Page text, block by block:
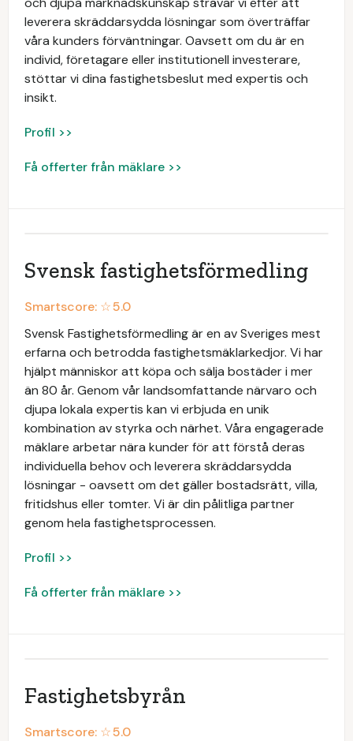
leverera skräddarsydda lösningar som överträffar
våra kunders förväntningar. Oavsett om du är en
individ, företagare eller institutionell investerare,
stöttar vi dina fastighetsbeslut med expertis och
insikt.
Profil >>
Få offerter från mäklare >>
Svensk fastighetsförmedling
Smartscore: ☆5.0
Svensk Fastighetsförmedling är en av Sveriges mest
erfarna och betrodda fastighetsmäklarkedjor. Vi har
hjälpt människor att köpa och sälja bostäder i mer
än 80 år. Genom vår landsomfattande närvaro och
djupa lokala expertis kan vi erbjuda en unik
kombination av styrka och närhet. Våra engagerade
mäklare arbetar nära kunder för att förstå deras
individuella behov och leverera skräddarsydda
lösningar - oavsett om det gäller bostadsrätt, villa,
fritidshus eller tomter. Vi är din pålitliga partner
genom hela fastighetsprocessen.
Profil >>
Få offerter från mäklare >>
Fastighetsbyrån
Smartscore: ☆5.0